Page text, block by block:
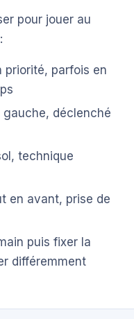
pour jouer au
priorité, parfois en
gauche, déclenché
technique
en avant, prise de
puis fixer la
différemment